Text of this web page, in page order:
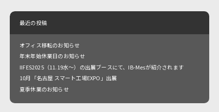
最近の投稿
オフィス移転のお知らせ
年末年始休業日のお知らせ
IIFES2025（11.19水～）の出展ブースにて、IB-Mesが紹介されます
10月「名古屋 スマート工場EXPO」出展
夏季休業のお知らせ